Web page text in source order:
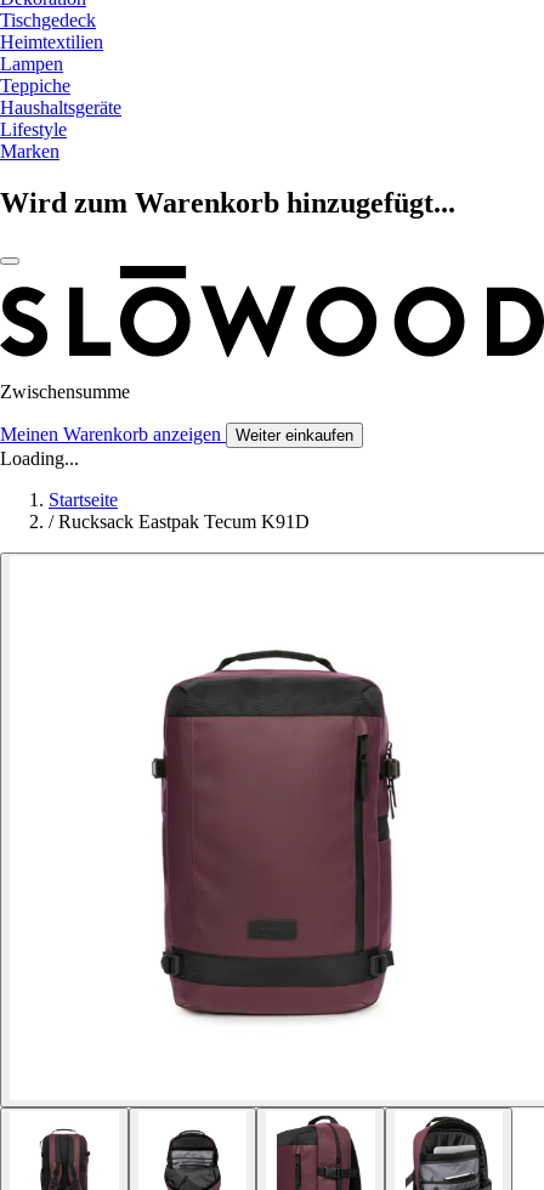
Tischgedeck
Heimtextilien
Lampen
Teppiche
Haushaltsgeräte
Lifestyle
Marken
Wird zum Warenkorb hinzugefügt...
Zwischensumme
Meinen Warenkorb anzeigen Weiter einkaufen
Loading...
Startseite
/ Rucksack Eastpak Tecum K91D